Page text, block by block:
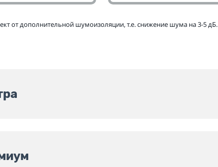
от дополнительной шумоизоляции, т.е. снижение шума на 3-5 дБ.